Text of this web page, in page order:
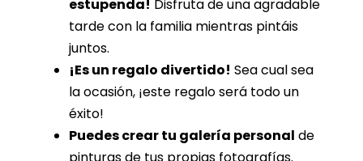
estupenda! Disfruta de una agradable
tarde con la familia mientras pintáis
juntos.
¡Es un regalo divertido! Sea cual sea
la ocasión, ¡este regalo será todo un
éxito!
Puedes crear tu galería personal de